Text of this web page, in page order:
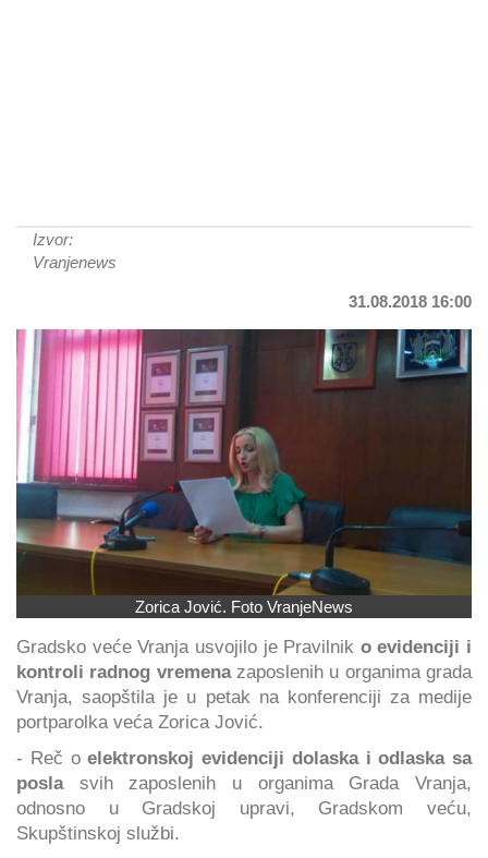
Izvor:
Vranjenews
31.08.2018 16:00
Zorica Jović. Foto VranjeNews
Gradsko veće Vranja usvojilo je Pravilnik o evidenciji i
kontroli radnog vremenazaposlenih u organima grada
Vranja, saopštila je u petak na konferenciji za medije
portparolka veća Zorica Jović.
- Reč oelektronskoj evidenciji dolaska i odlaska sa
poslasvih zaposlenih u organima Grada Vranja,
odnosno u Gradskoj upravi, Gradskom veću,
Skupštinskoj službi.